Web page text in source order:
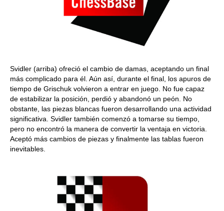
Svidler (arriba) ofreció el cambio de damas, aceptando un final
más complicado para él. Aún así, durante el final, los apuros de
tiempo de Grischuk volvieron a entrar en juego. No fue capaz
de estabilizar la posición, perdió y abandonó un peón. No
obstante, las piezas blancas fueron desarrollando una actividad
significativa. Svidler también comenzó a tomarse su tiempo,
pero no encontró la manera de convertir la ventaja en victoria.
Aceptó más cambios de piezas y finalmente las tablas fueron
inevitables.